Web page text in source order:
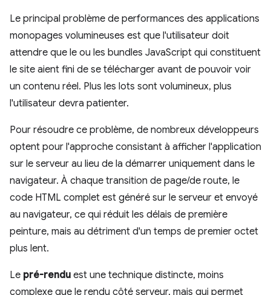
Le principal problème de performances des applications
monopages volumineuses est que l'utilisateur doit
attendre que le ou les bundles JavaScript qui constituent
le site aient fini de se télécharger avant de pouvoir voir
un contenu réel. Plus les lots sont volumineux, plus
l'utilisateur devra patienter.
Pour résoudre ce problème, de nombreux développeurs
optent pour l'approche consistant à afficher l'application
sur le serveur au lieu de la démarrer uniquement dans le
navigateur. À chaque transition de page/de route, le
code HTML complet est généré sur le serveur et envoyé
au navigateur, ce qui réduit les délais de première
peinture, mais au détriment d'un temps de premier octet
plus lent.
Le pré-rendu est une technique distincte, moins
complexe que le rendu côté serveur, mais qui permet